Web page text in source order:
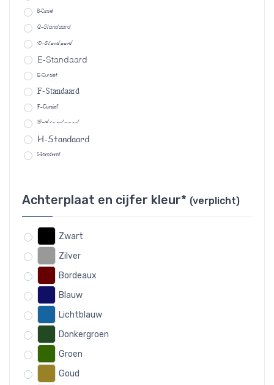
B-Cursief
C-Standaard
D-Standaard
E-Standaard
E-Cursief
F-Standaard
F-Cursief
G-Standaard
H-Standaard
I-Standaard
Achterplaat en cijfer kleur* (verplicht)
Zwart
Zilver
Bordeaux
Blauw
Lichtblauw
Donkergroen
Groen
Goud